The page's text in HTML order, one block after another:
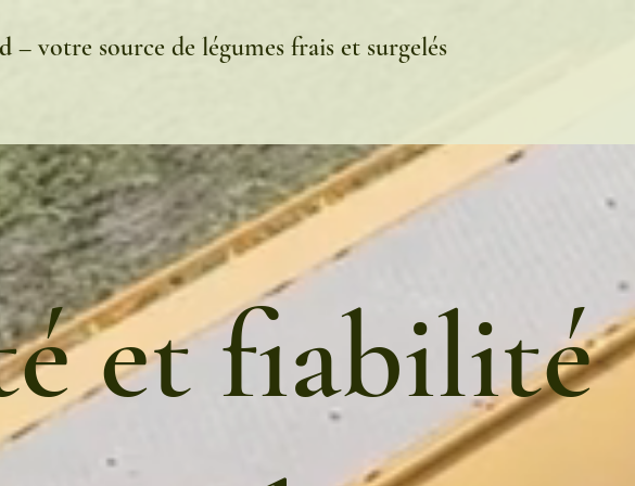
– votre source de légumes frais et surgelés
et fiabilité